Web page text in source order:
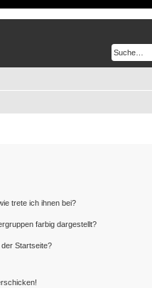
trete ich ihnen bei?
farbig dargestellt?
der Startseite?